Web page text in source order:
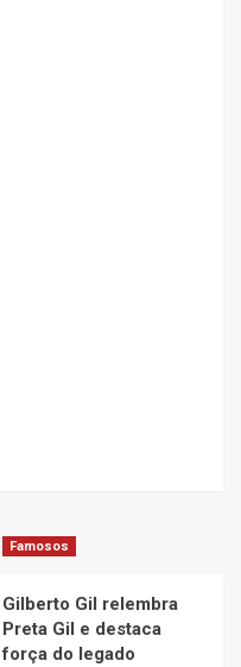
Famosos
Gilberto Gil relembra
Preta Gil e destaca
força do legado